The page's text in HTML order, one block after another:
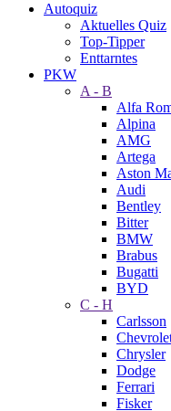
Autoquiz
Aktuelles Quiz
Top-Tipper
Enttarntes
PKW
A - B
Alfa
Alpina
AMG
Artega
Aston
Audi
Bentley
Bitter
BMW
Brabus
Bugatti
BYD
C - H
Carlsson
Chrysler
Dodge
Ferrari
Fisker